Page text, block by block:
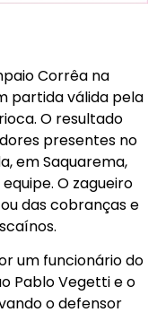
Corrêa na
partida válida pela
O resultado
presentes no
em Saquarema,
O zagueiro
das cobranças e
um funcionário do
Pablo Vegetti e o
o defensor